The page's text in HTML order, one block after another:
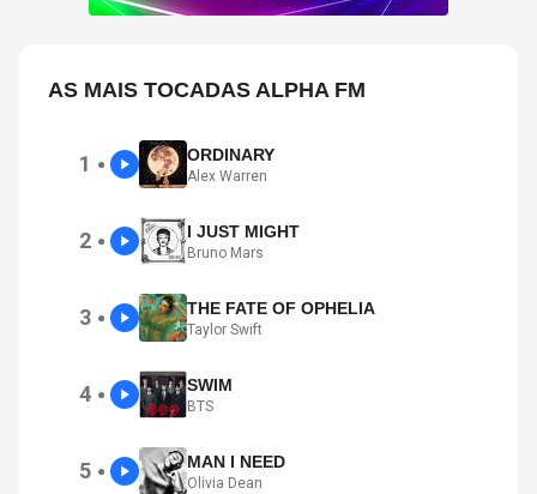
AS MAIS TOCADAS ALPHA FM
1 ● ORDINARY
Alex Warren
2 ● I JUST MIGHT
Bruno Mars
3 ● THE FATE OF OPHELIA
Taylor Swift
4 ● SWIM
BTS
5 ● MAN I NEED
Olivia Dean